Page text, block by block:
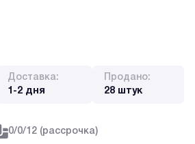
Доставка:
1-2 дня
Продано:
28 штук
0/0/12 (рассрочка)